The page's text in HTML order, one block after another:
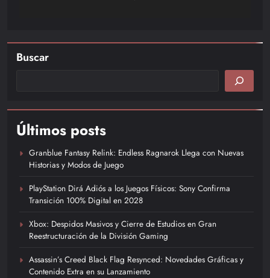
Buscar
Últimos posts
Granblue Fantasy Relink: Endless Ragnarok Llega con Nuevas
Historias y Modos de Juego
PlayStation Dirá Adiós a los Juegos Físicos: Sony Confirma
Transición 100% Digital en 2028
Xbox: Despidos Masivos y Cierre de Estudios en Gran
Reestructuración de la División Gaming
Assassin’s Creed Black Flag Resynced: Novedades Gráficas y
Contenido Extra en su Lanzamiento